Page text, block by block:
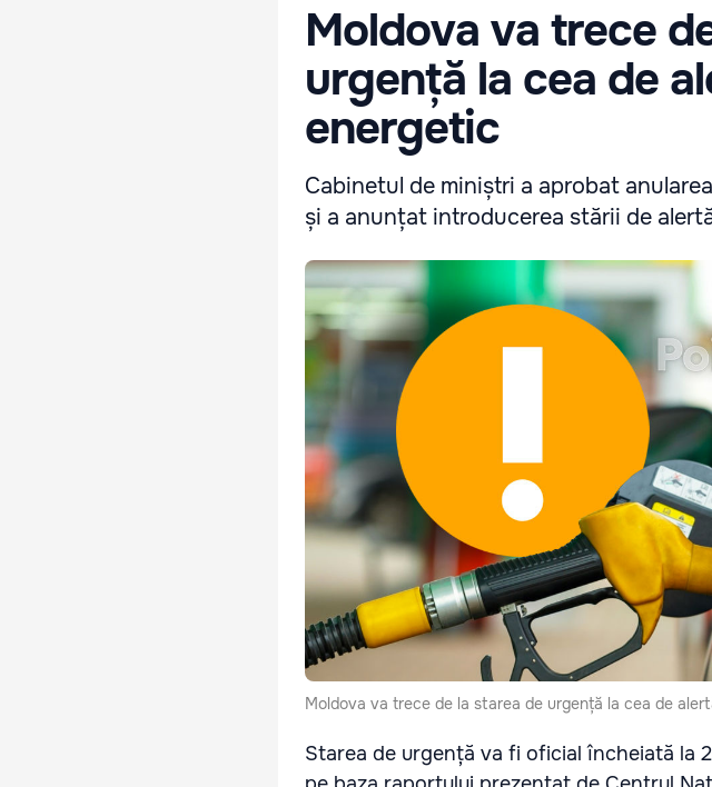
Moldova va trece
urgență la cea de
energetic
Cabinetul de miniștri a aprobat
și a anunțat introducerea stării de
Moldova va trece de la starea de urgență la cea de
Starea de urgență va fi oficial încheiată la